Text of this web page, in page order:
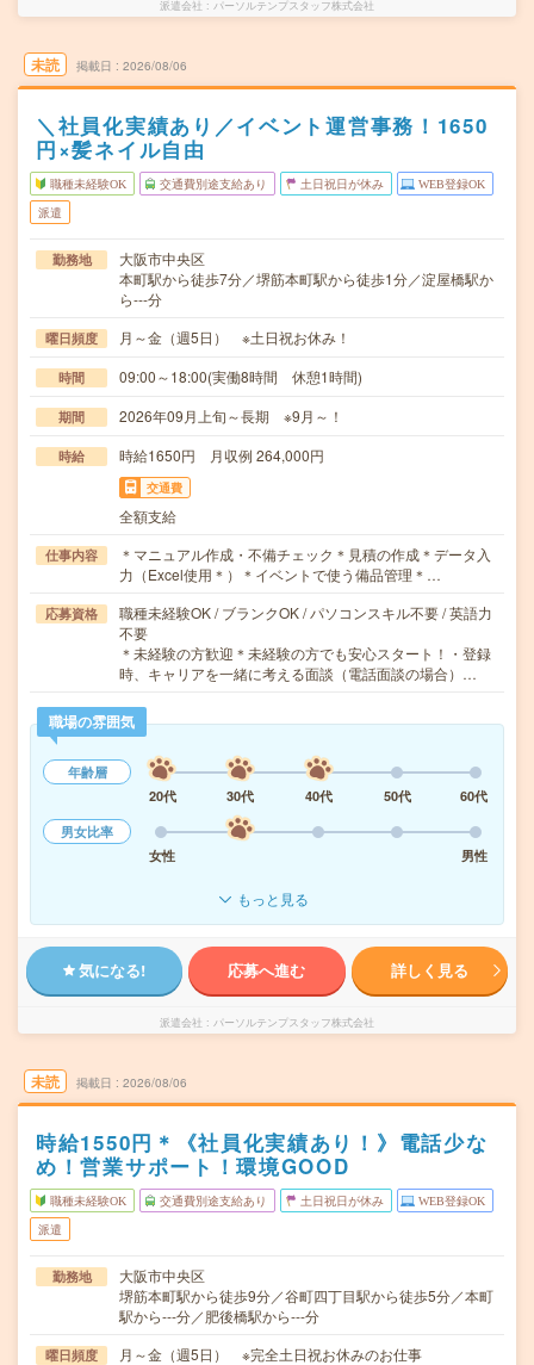
派遣会社 パーソルテンプスタッフ株式会社
未読 掲載日 2026/08/06
＼社員化実績あり／イベント運営事務！1650
円×髪ネイル自由
職種未経験OK 交通費別途支給あり 土日祝日が休み WEB登録OK
派遣
勤務地
大阪市中央区
本町駅から徒歩7分／堺筋本町駅から徒歩1分／淀屋橋駅か
ら---分
曜日頻度 月～金（週5日） ※土日祝お休み！
時間 09:00～18:00(実働8時間 休憩1時間)
期間 2026年09月上旬～長期 ※9月～！
時給 時給1650円 月収例 264,000円
交通費
全額支給
仕事内容
＊マニュアル作成・不備チェック＊見積の作成＊データ入
力（Excel使用＊）＊イベントで使う備品管理＊…
応募資格
職種未経験OK / ブランクOK / パソコンスキル不要 / 英語力
不要
＊未経験の方歓迎＊未経験の方でも安心スタート！・登録
時、キャリアを一緒に考える面談（電話面談の場合）…
職場の雰囲気
年齢層
20代
30代 40代 50代
60代
男女比率
女性
男性
もっと見る
気になる! 応募へ進む 詳しく見る
派遣会社 パーソルテンプスタッフ株式会社
未読 掲載日 2026/08/06
時給1550円＊《社員化実績あり！》電話少な
め！営業サポート！環境GOOD
職種未経験OK 交通費別途支給あり 土日祝日が休み WEB登録OK
派遣
勤務地
大阪市中央区
堺筋本町駅から徒歩9分／谷町四丁目駅から徒歩5分／本町
駅から---分／肥後橋駅から---分
曜日頻度 月～金（週5日） ※完全土日祝お休みのお仕事